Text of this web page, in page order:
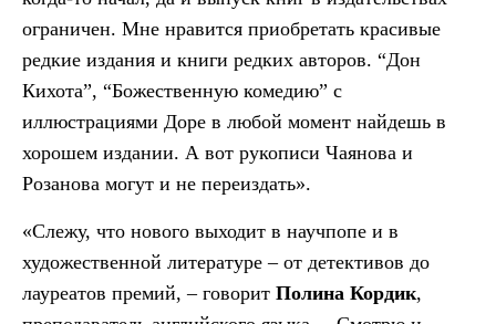
ограничен. Мне нравится приобретать красивые
редкие издания и книги редких авторов. “Дон
Кихота”, “Божественную комедию” с
иллюстрациями Доре в любой момент найдешь в
хорошем издании. А вот рукописи Чаянова и
Розанова могут и не переиздать».
«Слежу, что нового выходит в научпопе и в
художественной литературе – от детективов до
лауреатов премий, – говорит Полина Кордик,